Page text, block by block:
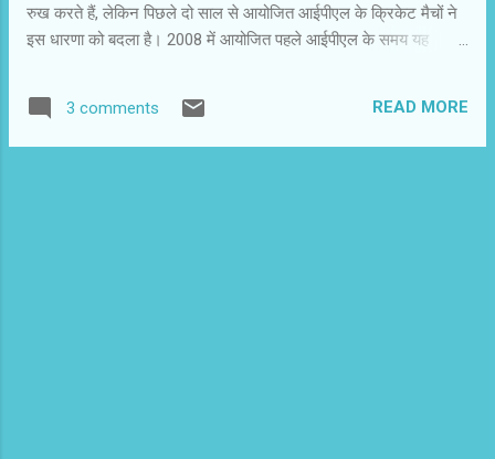
रुख करते हैं, लेकिन पिछले दो साल से आयोजित आईपीएल के क्रिकेट मैचों ने
इस धारणा को बदला है। 2008 में आयोजित पहले आईपीएल के समय यह
आईपीएल की वजह से फिल्में अपेक्षित व्यवसाय नहीं कर सकीं। पिछले साल
आईपीएल दक्षिण अफ्रीका चला गया था, फिर भी हिंदी फिल्मों का व्यवसाय
3 comments READ MORE